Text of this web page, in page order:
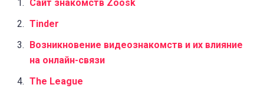
Сайт знакомств Zoosk
Tinder
Возникновение видеознакомств и их влияние
на онлайн-связи
The League